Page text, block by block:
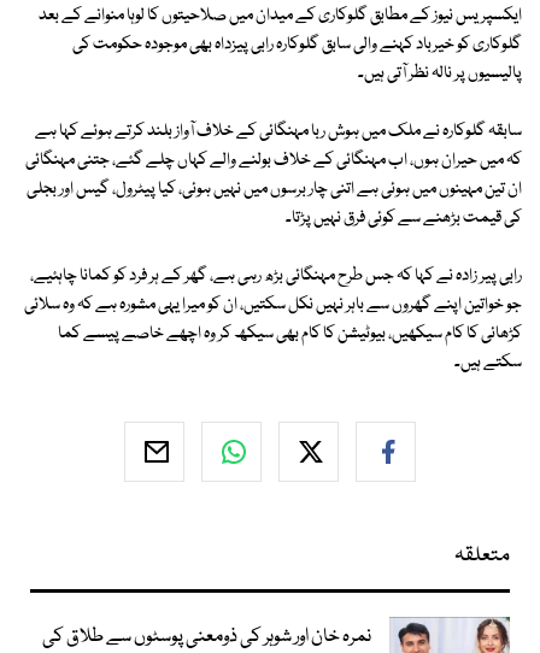
ایکسپریس نیوز کے مطابق گلوکاری کے میدان میں صلاحیتوں کا لوہا منوانے کے بعد
گلوکاری کو خیرباد کہنے والی سابق گلوکارہ رابی پیزداہ بھی موجودہ حکومت کی
پالیسیوں پر نالہ نظر آتی ہیں۔
سابقہ گلوکارہ نے ملک میں ہوش ربا مہنگائی کے خلاف آواز بلند کرتے ہوئے کہا ہے
کہ میں حیران ہوں، اب مہنگائی کے خلاف بولنے والے کہاں چلے گئے، جتنی مہنگائی
ان تین مہینوں میں ہوئی ہے اتنی چار برسوں میں نہیں ہوئی، کیا پیٹرول، گیس اور بجلی
کی قیمت بڑھنے سے کوئی فرق نہیں پڑتا۔
رابی پیر زادہ نے کہا کہ جس طرح مہنگائی بڑھ رہی ہے، گھر کے ہر فرد کو کمانا چاہئیے،
جو خواتین اپنے گھروں سے باہر نہیں نکل سکتیں، ان کو میرا یہی مشورہ ہے کہ وہ سلائی
کڑھائی کا کام سیکھیں، بیوٹیشن کا کام بھی سیکھ کر وہ اچھے خاصے پیسے کما
سکتے ہیں۔
متعلقہ
نمرہ خان اور شوہر کی ذومعنی پوسٹوں سے طلاق کی